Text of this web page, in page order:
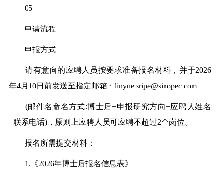
05
申请流程
申报方式
请有意向的应聘人员按要求准备报名材料，并于2026
年4月10日前发送至指定邮箱：linyue.sripe@sinopec.com
(邮件名命名方式:博士后+申报研究方向+应聘人姓名
+联系电话)，原则上应聘人员可应聘不超过2个岗位。
报名所需提交材料：
1.《2026年博士后报名信息表》